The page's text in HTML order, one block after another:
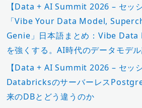
【Data + AI Summit 2026 – セッ
「Vibe Your Data Model,
Genie」日本語まとめ：Vibe
を強くする。AI時代のデータモデ
【Data + AI Summit 2026 – セッ
Databricksのサーバーレス
来のDBとどう違うのか